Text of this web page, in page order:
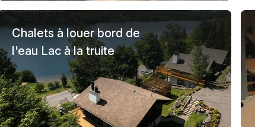
Chalets à louer bord de
l'eau Lac à la truite